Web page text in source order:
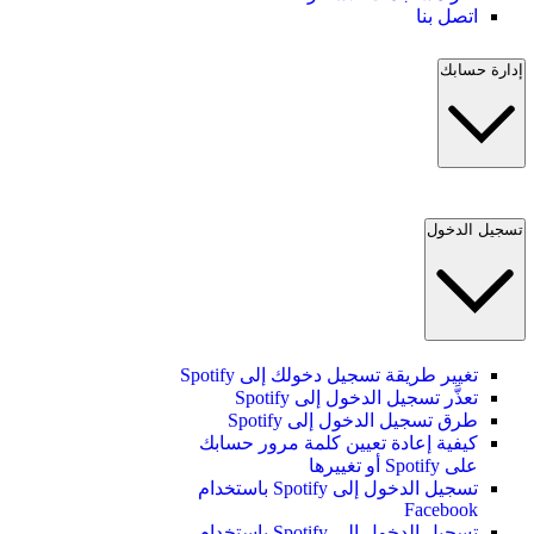
اتصل بنا
إدارة حسابك
تسجيل الدخول
تغيير طريقة تسجيل دخولك إلى Spotify
تعذَّر تسجيل الدخول إلى Spotify
طرق تسجيل الدخول إلى Spotify
كيفية إعادة تعيين كلمة مرور حسابك
على Spotify أو تغييرها
تسجيل الدخول إلى Spotify باستخدام
Facebook